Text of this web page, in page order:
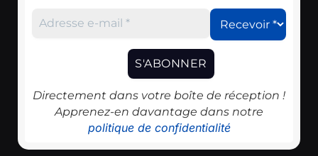
Directement dans votre boîte de réception !
Apprenez-en davantage dans notre
politique de confidentialité